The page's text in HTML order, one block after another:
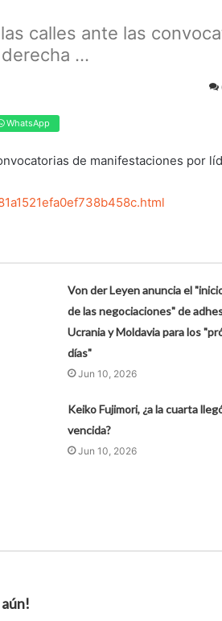
calles ante las
...
WhatsApp
de manifestaciones por
Von der Leyen anuncia el
de las negociaciones" de
Ucrania y Moldavia para los
días"
Jun 10, 2026
Keiko Fujimori, ¿a la cuarta
vencida?
Jun 10, 2026